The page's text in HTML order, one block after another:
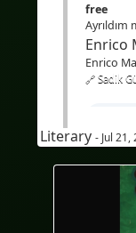
free
Enrico
Enrico
🔗 Sadik
Literary - Jul 21,